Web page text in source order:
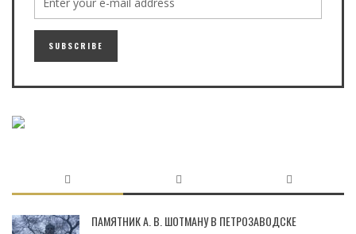
ПАМЯТНИК А. В. ШОТМАНУ В ПЕТРОЗАВОДСКЕ